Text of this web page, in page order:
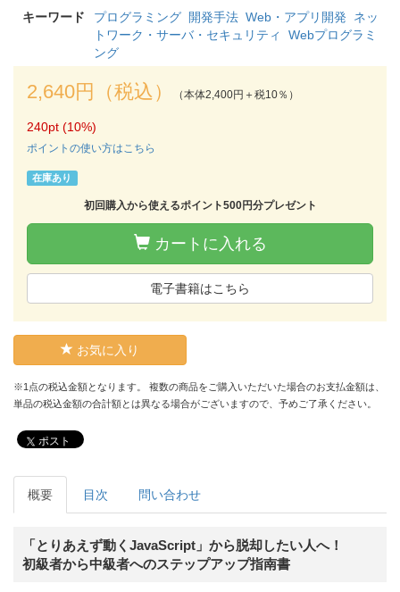
キーワード
プログラミング 開発手法 Web・アプリ開発
ネッ
トワーク・サーバ・セキュリティ
Webプログラミ
ング
2,640円（税込） （本体2,400円＋税10％）
240pt (10%)
ポイントの使い方はこちら
在庫あり
初回購入から使えるポイント500円分プレゼント
カートに入れる
電子書籍はこちら
お気に入り
※1点の税込金額となります。 複数の商品をご購入いただいた場合のお支払金額は、
単品の税込金額の合計額とは異なる場合がございますので、予めご了承ください。
ポスト
概要 目次 問い合わせ
「とりあえず動くJavaScript」から脱却したい人へ！
初級者から中級者へのステップアップ指南書